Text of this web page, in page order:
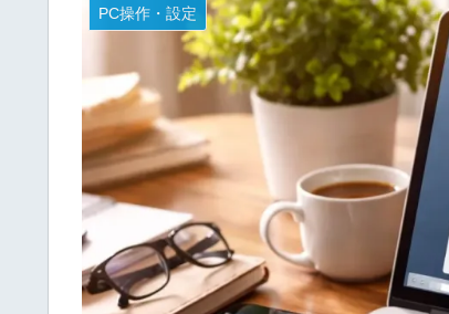
PC操作・設定